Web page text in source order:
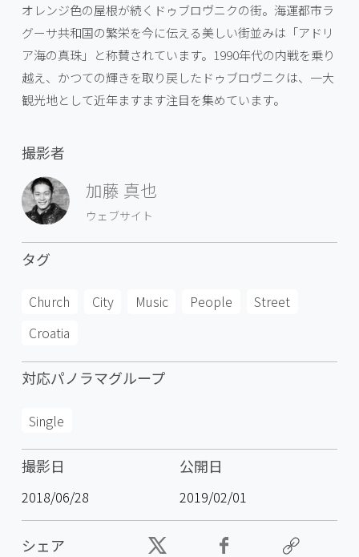
オレンジ色の屋根が続くドゥブロヴニクの街。海運都市ラ
グーサ共和国の繁栄を今に伝える美しい街並みは「アドリ
ア海の真珠」と称賛されています。1990年代の内戦を乗り
越え、かつての輝きを取り戻したドゥブロヴニクは、一大
観光地として近年ますます注目を集めています。
撮影者
加藤 真也
ウェブサイト
タグ
Church City Music People
Street
Croatia
対応パノラマグループ
Single
撮影日
2018/06/28
公開日
2019/02/01
シェア